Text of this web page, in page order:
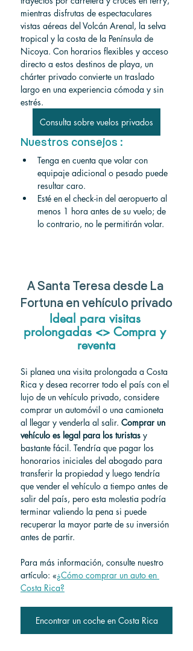
mientras disfrutas de espectaculares
vistas aéreas del Volcán Arenal, la selva
tropical y la costa de la Península de
Nicoya. Con horarios flexibles y acceso
directo a estos destinos de playa, un
chárter privado convierte un traslado
largo en una experiencia cómoda y sin
estrés.
Consulta sobre vuelos privados
Nuestros consejos :
Tenga en cuenta que volar con
equipaje adicional o pesado puede
resultar caro.
Esté en el check-in del aeropuerto al
menos 1 hora antes de su vuelo; de
lo contrario, no le permitirán volar.
A Santa Teresa desde La
Fortuna en vehículo privado
Ideal para visitas
prolongadas <> Compra y
reventa
Si planea una visita prolongada a Costa
Rica y desea recorrer todo el país con el
lujo de un vehículo privado, considere
comprar un automóvil o una camioneta
al llegar y venderla al salir. Comprar un
vehículo es legal para los turistas y
bastante fácil. Tendría que pagar los
honorarios iniciales del abogado para
transferir la propiedad y luego tendría
que vender el vehículo a tiempo antes de
salir del país, pero esta molestia podría
terminar valiendo la pena si puede
recuperar la mayor parte de su inversión
antes de partir.
Para más información, consulte nuestro
artículo: «¿Cómo comprar un auto en
Costa Rica?
Encontrar un coche en Costa Rica